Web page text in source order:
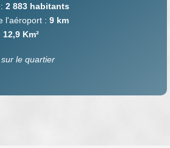
2 883 habitants
l'aéroport : 9 km
12,9 Km²
le quartier